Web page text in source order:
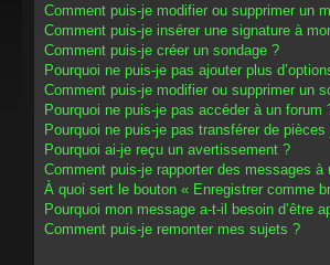
Comment puis-je modifier ou supprimer un
Comment puis-je insérer une signature à
Comment puis-je créer un sondage ?
Pourquoi ne puis-je pas ajouter plus
Comment puis-je modifier ou supprimer un
Pourquoi ne puis-je pas accéder à un forum
Pourquoi ne puis-je pas transférer de
Pourquoi ai-je reçu un avertissement ?
Comment puis-je rapporter des messages à
À quoi sert le bouton « Enregistrer comme
Pourquoi mon message a-t-il besoin d’être
Comment puis-je remonter mes sujets ?